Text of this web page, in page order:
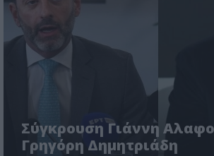
Σύγκρουση Γιάννη
Γρηγόρη Δημητριάδη